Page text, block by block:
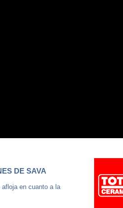
DE SAVA
en cuanto a la